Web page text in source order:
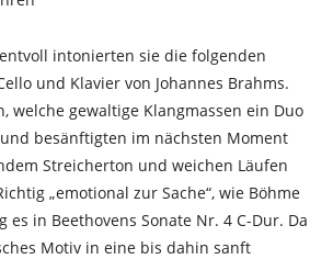
intonierten sie die folgenden
und Klavier von Johannes Brahms.
welche gewaltige Klangmassen ein Duo
besänftigten im nächsten Moment
Streicherton und weichen Läufen
„emotional zur Sache“, wie Böhme
es in Beethovens Sonate Nr. 4 C-Dur. Da
Motiv in eine bis dahin sanft